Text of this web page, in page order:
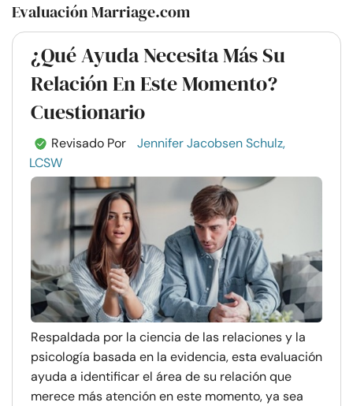
Evaluación Marriage.com
¿Qué Ayuda Necesita Más Su
Relación En Este Momento?
Cuestionario
Revisado Por
Jennifer Jacobsen Schulz,
LCSW
Respaldada por la ciencia de las relaciones y la
psicología basada en la evidencia, esta evaluación
ayuda a identificar el área de su relación que
merece más atención en este momento, ya sea